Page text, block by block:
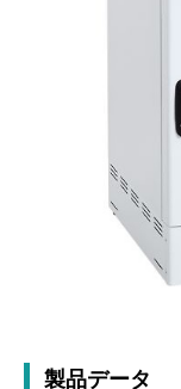
製品データ